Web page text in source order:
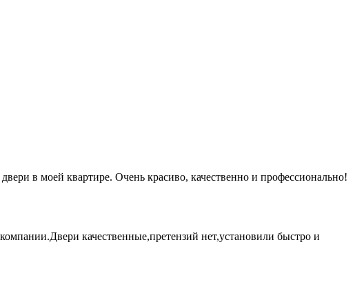
в моей квартире. Очень красиво, качественно и профессионально!
качественные,претензий нет,установили быстро и